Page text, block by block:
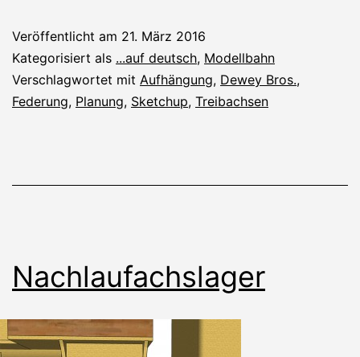
Veröffentlicht am 21. März 2016
Kategorisiert als ...auf deutsch, Modellbahn
Verschlagwortet mit Aufhängung, Dewey Bros.,
Federung, Planung, Sketchup, Treibachsen
Nachlaufachslager